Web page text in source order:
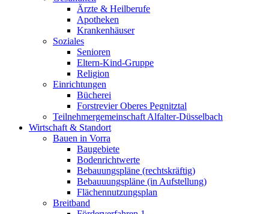
Ärzte & Heilberufe
Apotheken
Krankenhäuser
Soziales
Senioren
Eltern-Kind-Gruppe
Religion
Einrichtungen
Bücherei
Forstrevier Oberes Pegnitztal
Teilnehmergemeinschaft Alfalter-Düsselbach
Wirtschaft & Standort
Bauen in Vorra
Baugebiete
Bodenrichtwerte
Bebauungspläne (rechtskräftig)
Bebauuungspläne (in Aufstellung)
Flächennutzungsplan
Breitband